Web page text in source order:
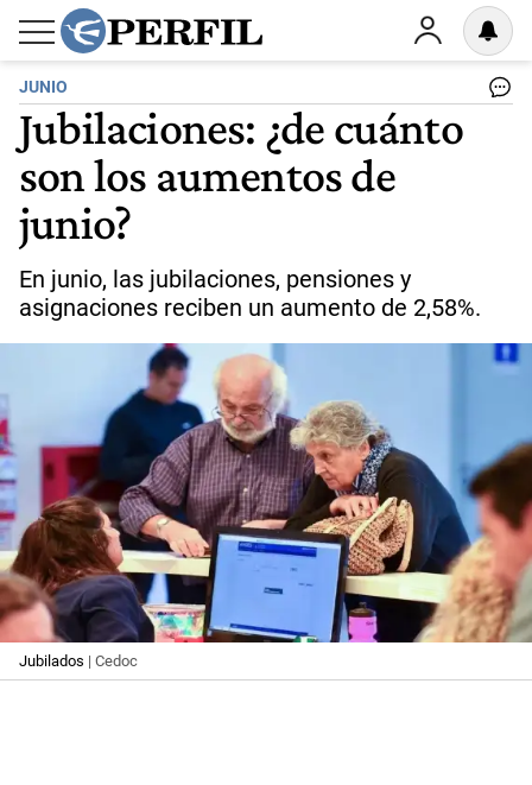
JUNIO
Jubilaciones: ¿de cuánto
son los aumentos de
junio?
En junio, las jubilaciones, pensiones y
asignaciones reciben un aumento de 2,58%.
Jubilados | Cedoc